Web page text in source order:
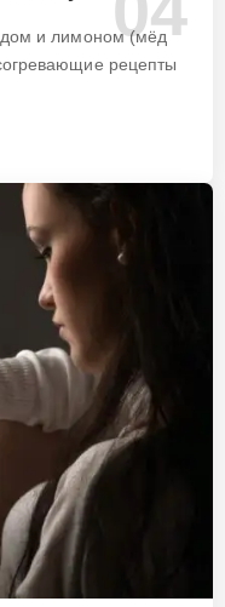
и лимоном (мёд
рецепты